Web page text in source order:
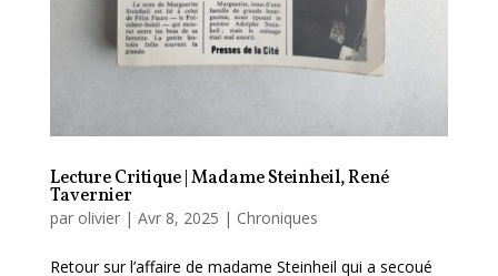
Lecture Critique | Madame Steinheil, René
Tavernier
par olivier| Avr 8, 2025 | Chroniques
Retour sur l’affaire de madame Steinheil qui a secoué